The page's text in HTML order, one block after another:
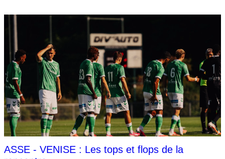
ASSE - VENISE : Les tops et flops de la